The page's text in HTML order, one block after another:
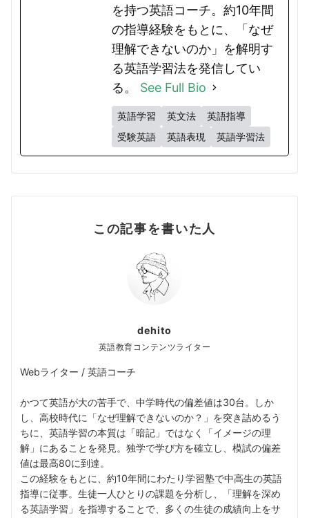
を持つ英語コーチ。約10年間
の指導経験をもとに、「なぜ
理解できないのか」を解明す
る英語学習法を発信してい
る。 See Full Bio
英語学習 英文法
英語指導
受験英語
英語表現 英語学習法
この記事を書いた人
dehito
英語教育コンテンツライター
Webライター / 英語コーチ
かつて英語が大の苦手で、中学時代の偏差値は30台。しか
し、高校時代に「なぜ理解できないのか？」を突き詰めるう
ちに、英語学習の本質は「暗記」ではなく「イメージの理
解」にあることを発見。独学で学び方を確立し、模試の偏差
値は最高80に到達。
この経験をもとに、約10年間にわたり学習塾で中高生の英語
指導に従事。生徒一人ひとりの課題を分析し、「理解を深め
る英語学習」を指導することで、多くの生徒の成績向上をサ